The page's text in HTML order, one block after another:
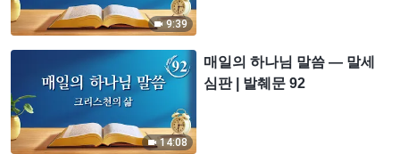
9:39
14:08
매일의 하나님 말씀 ― 말세
심판 | 발췌문 92